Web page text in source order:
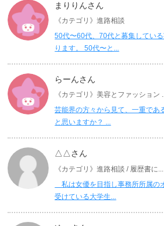
まりりんさん
《カテゴリ》進路相談
50代〜60代、70代と募集してい
ります。 50代〜と...
らーんさん
《カテゴリ》美容とファッション
芸能界の方々から見て、一重であ
と思いますか？ ...
△△さん
《カテゴリ》進路相談 / 履歴書に...
私は女優を目指し事務所所属の
受けている大学生...